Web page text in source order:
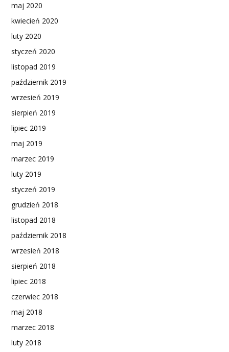
maj 2020
kwiecień 2020
luty 2020
styczeń 2020
listopad 2019
październik 2019
wrzesień 2019
sierpień 2019
lipiec 2019
maj 2019
marzec 2019
luty 2019
styczeń 2019
grudzień 2018
listopad 2018
październik 2018
wrzesień 2018
sierpień 2018
lipiec 2018
czerwiec 2018
maj 2018
marzec 2018
luty 2018